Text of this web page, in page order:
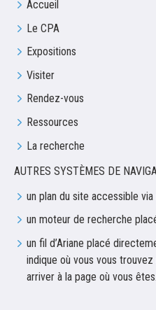
Accueil
Le CPA
Expositions
Visiter
Rendez-vous
Ressources
La recherche
AUTRES SYSTÈMES DE
un plan du site accessible
un moteur de recherche
un fil d’Ariane placé
indique où vous vous
arriver à la page où vous êtes.